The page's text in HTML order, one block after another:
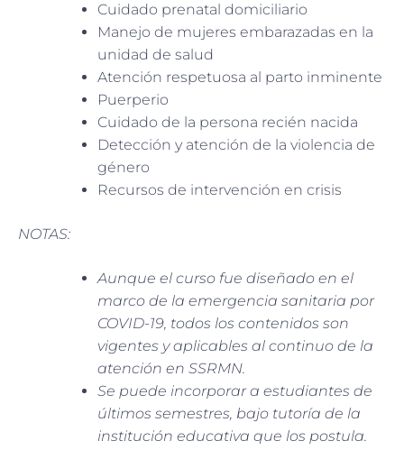
Cuidado prenatal domiciliario
Manejo de mujeres embarazadas en la
unidad de salud
Atención respetuosa al parto inminente
Puerperio
Cuidado de la persona recién nacida
Detección y atención de la violencia de
género
Recursos de intervención en crisis
NOTAS:
Aunque el curso fue diseñado en el
marco de la emergencia sanitaria por
COVID-19, todos los contenidos son
vigentes y aplicables al continuo de la
atención en SSRMN.
Se puede incorporar a estudiantes de
últimos semestres, bajo tutoría de la
institución educativa que los postula.